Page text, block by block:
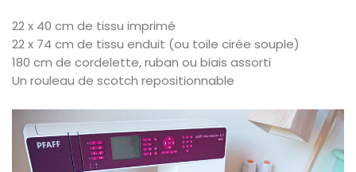
22 x 40 cm de tissu imprimé
22 x 74 cm de tissu enduit (ou toile cirée souple)
180 cm de cordelette, ruban ou biais assorti
Un rouleau de scotch repositionnable